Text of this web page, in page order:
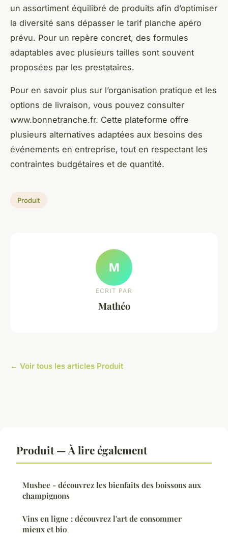
un assortiment équilibré de produits afin d’optimiser
la diversité sans dépasser le tarif planche apéro
prévu. Pour un repère concret, des formules
adaptables avec plusieurs tailles sont souvent
proposées par les prestataires.
Pour en savoir plus sur l’organisation pratique et les
options de livraison, vous pouvez consulter
www.bonnetranche.fr. Cette plateforme offre
plusieurs alternatives adaptées aux besoins des
événements en entreprise, tout en respectant les
contraintes budgétaires et de quantité.
Produit
M
ECRIT PAR
Mathéo
← Voir tous les articles Produit
Produit — À lire également
Mushee - découvrez les bienfaits des boissons aux
champignons
Vins en ligne : découvrez l'art de consommer
mieux et bio